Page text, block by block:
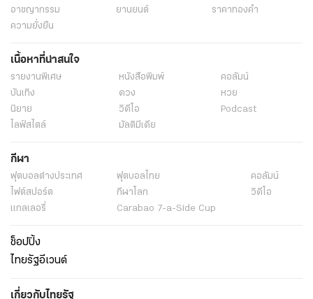
อาชญากรรม
ยานยนต์
ราคาทองคำ
ความยั่งยืน
เนื้อหาที่น่าสนใจ
รายงานพิเศษ หนังสือพิมพ์
คอลัมน์
บันเทิง
ดวง
หวย
นิยาย
วิดีโอ
Podcast
ไลฟ์สไตล์
มัลติมีเดีย
กีฬา
ฟุตบอลต่่างประเทศ ฟุตบอลไทย
คอลัมน์
ไฟต์สปอร์ต
กีฬาโลก
วิดีโอ
แกลเลอรี่
Carabao 7-a-Side Cup
ช็อปปิ้ง
ไทยรัฐอีเวนต์
เกี่ยวกับไทยรัฐ